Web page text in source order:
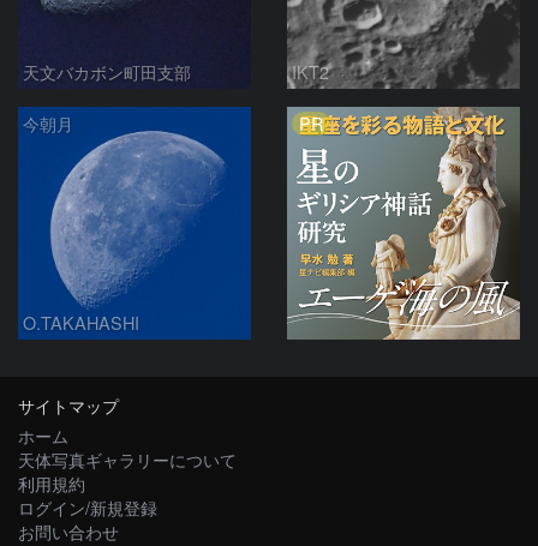
天文バカボン町田支部 IKT2
今朝月
O.TAKAHASHI
PR
サイトマップ
ホーム
天体写真ギャラリーについて
利用規約
ログイン/新規登録
お問い合わせ